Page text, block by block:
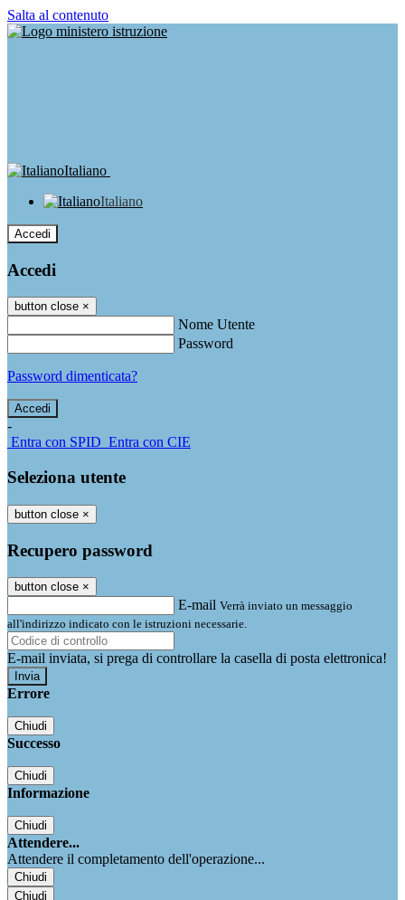
Salta al contenuto
Italiano
Italiano
Accedi
Accedi
button close ×
Nome Utente
Password
Password dimenticata?
-
Entra con SPID Entra con CIE
Seleziona utente
button close ×
Recupero password
button close ×
E-mail Verrà inviato un messaggio
all'indirizzo indicato con le istruzioni necessarie.
E-mail inviata, si prega di controllare la casella di posta elettronica!
Errore
Chiudi
Successo
Chiudi
Informazione
Chiudi
Attendere...
Attendere il completamento dell'operazione...
Chiudi
Chiudi